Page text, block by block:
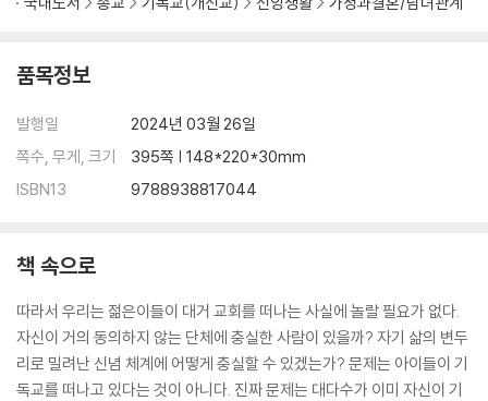
품목정보
발행일
2024년 03월 26일
쪽수, 무게, 크기
395쪽 | 148*220*30mm
ISBN13
9788938817044
책 속으로
따라서 우리는 젊은이들이 대거 교회를 떠나는 사실에 놀랄 필요가 없다.
자신이 거의 동의하지 않는 단체에 충실한 사람이 있을까? 자기 삶의 변두
리로 밀려난 신념 체계에 어떻게 충실할 수 있겠는가? 문제는 아이들이 기
독교를 떠나고 있다는 것이 아니다. 진짜 문제는 대다수가 이미 자신이 기